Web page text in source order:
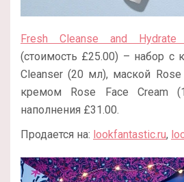
Fresh Cleanse and
(стоимость £25.00) – набор с
Cleanser (20 мл), маской
кремом Rose Face Cream
наполнения £31.00.
Продается на: lookfantastic.ru,